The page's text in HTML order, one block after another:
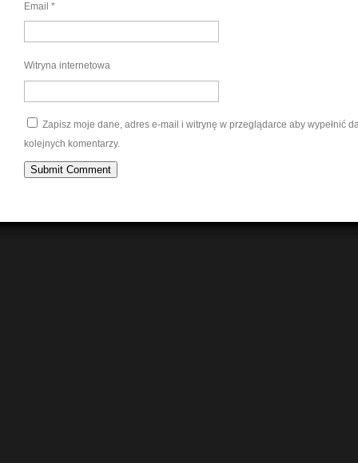
Email *
Witryna internetowa
Zapisz moje dane, adres e-mail i witrynę w przeglądarce aby wypełnić
kolejnych komentarzy.